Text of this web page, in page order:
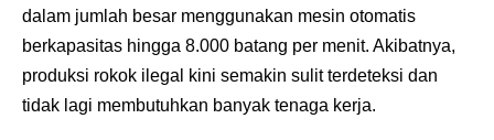
dalam jumlah besar menggunakan mesin otomatis
berkapasitas hingga 8.000 batang per menit. Akibatnya,
produksi rokok ilegal kini semakin sulit terdeteksi dan
tidak lagi membutuhkan banyak tenaga kerja.